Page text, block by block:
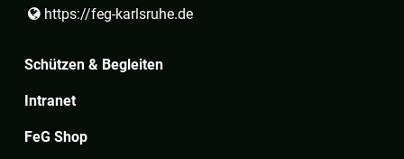
https://feg-karlsruhe.​de
Schützen & Begleiten
Intranet
FeG Shop